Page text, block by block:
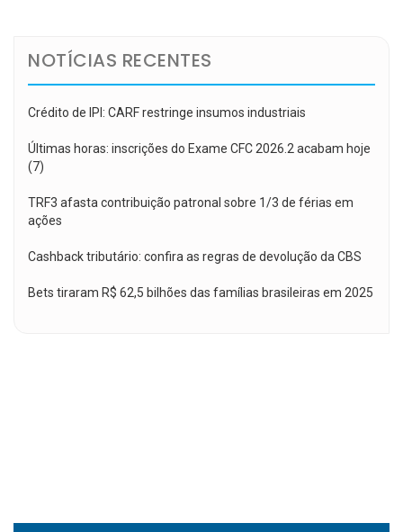
NOTÍCIAS RECENTES
Crédito de IPI: CARF restringe insumos industriais
Últimas horas: inscrições do Exame CFC 2026.2 acabam hoje
(7)
TRF3 afasta contribuição patronal sobre 1/3 de férias em
ações
Cashback tributário: confira as regras de devolução da CBS
Bets tiraram R$ 62,5 bilhões das famílias brasileiras em 2025